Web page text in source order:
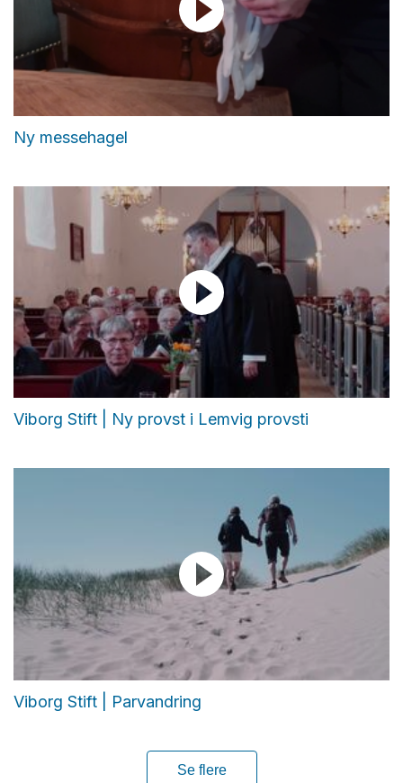
Ny messehagel
Viborg Stift | Ny provst i Lemvig provsti
Viborg Stift | Parvandring
Se flere